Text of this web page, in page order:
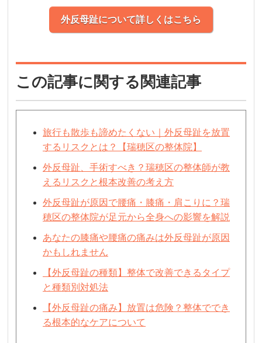
外反母趾について詳しくはこちら
この記事に関する関連記事
旅行も散歩も諦めたくない｜外反母趾を放置
するリスクとは？【瑞穂区の整体院】
外反母趾、手術すべき？瑞穂区の整体師が教
えるリスクと根本改善の考え方
外反母趾が原因で腰痛・膝痛・肩こりに？瑞
穂区の整体院が足元から全身への影響を解説
あなたの膝痛や腰痛の痛みは外反母趾が原因
かもしれません
【外反母趾の種類】整体で改善できるタイプ
と種類別対処法
【外反母趾の痛み】放置は危険？整体ででき
る根本的なケアについて